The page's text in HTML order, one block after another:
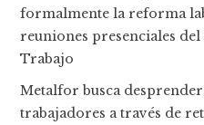
formalmente la reforma
reuniones presenciales
Trabajo
Metalfor busca
trabajadores a través de